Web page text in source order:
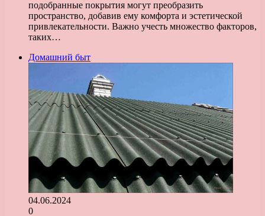
подобранные покрытия могут преобразить
пространство, добавив ему комфорта и эстетической
привлекательности. Важно учесть множество факторов,
таких…
Домашний быт
04.06.2024
0